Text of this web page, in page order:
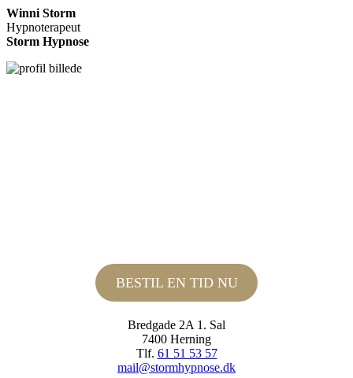
Winni Storm
Hypnoterapeut
Storm Hypnose
BESTIL EN TID NU
Bredgade 2A 1. Sal
7400 Herning
Tlf. 61 51 53 57
mail@stormhypnose.dk